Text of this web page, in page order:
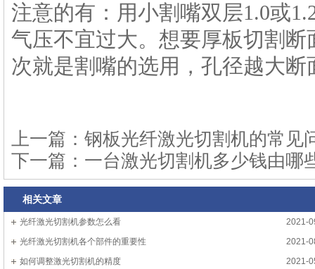
注意的有：用小割嘴双层1.0或
气压不宜过大。想要厚板切割
次就是割嘴的选用，孔径越大
上一篇： 钢板光纤激光切割机的常见
下一篇： 一台激光切割机多少钱由哪
相关文章
2021-
光纤激光切割机参数怎么看
2021-
光纤激光切割机各个部件的重要性
2021-
如何调整激光切割机的精度